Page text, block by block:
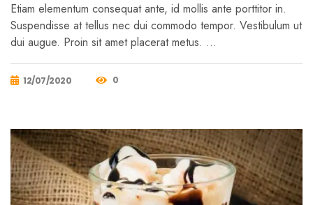
Etiam elementum consequat ante, id mollis ante porttitor in.
Suspendisse at tellus nec dui commodo tempor. Vestibulum ut
dui augue. Proin sit amet placerat metus. …
12/07/2020 0